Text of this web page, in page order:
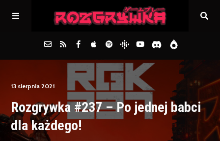
Archiwum
FAQs
13 sierpnia 2021
Rozgrywka #237 – Po jednej babci
dla każdego!